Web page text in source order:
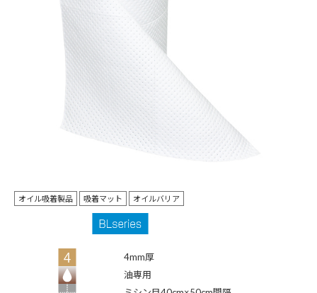
オイル吸着製品 吸着マット オイルバリア
4mm厚
油専用